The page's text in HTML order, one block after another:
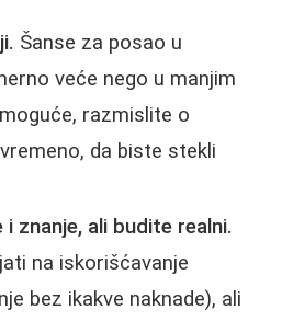
Šanse za posao u
veće nego u manjim
razmislite o
da biste stekli
znanje, ali budite realni.
na iskorišćavanje
bez ikakve naknade), ali